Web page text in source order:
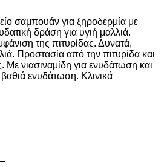
σαμπουάν για ξηροδερμία με
δράση για υγιή μαλλιά.
της πιτυρίδας. Δυνατά,
Προστασία από την πιτυρίδα και
Με νιασιναμίδη για ενυδάτωση και
ενυδάτωση. Κλινικά